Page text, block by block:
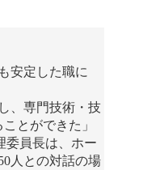
安定した職に
、専門技術・技
とができた」
委員長は、ホー
人との対話の場